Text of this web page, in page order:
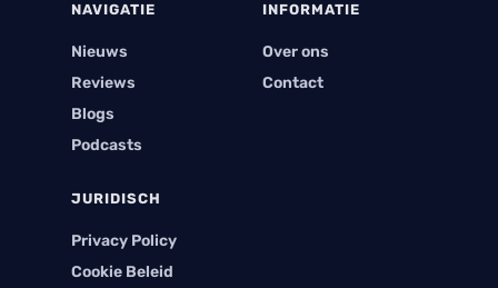
NAVIGATIE
Nieuws
Reviews
Blogs
Podcasts
INFORMATIE
Over ons
Contact
JURIDISCH
Privacy Policy
Cookie Beleid